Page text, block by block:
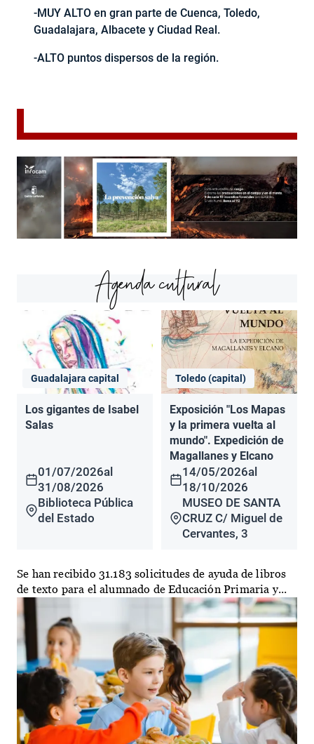
-MUY ALTO en gran parte de Cuenca, Toledo,
Guadalajara, Albacete y Ciudad Real.
-ALTO puntos dispersos de la región.
Agenda cultural
Guadalajara capital
Los gigantes de Isabel
Salas
01/07/2026al
31/08/2026
Biblioteca Pública
del Estado
Toledo (capital)
Exposición "Los Mapas
y la primera vuelta al
mundo". Expedición de
Magallanes y Elcano
14/05/2026al
18/10/2026
MUSEO DE SANTA
CRUZ C/ Miguel de
Cervantes, 3
Se han recibido 31.183 solicitudes de ayuda de libros
de texto para el alumnado de Educación Primaria y...